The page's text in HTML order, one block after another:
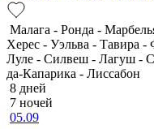
Малага - Ронда -
Херес - Уэльва - Тавира
Луле - Силвеш - Лагуш -
да-Капарика - Лиссабон
8 дней
7 ночей
05.09